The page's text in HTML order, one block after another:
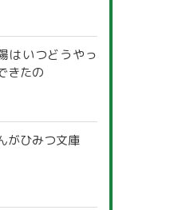
はいつどうやっ
きたの
がひみつ文庫